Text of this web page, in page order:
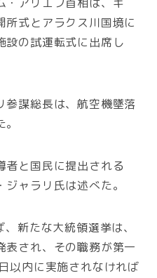
所式とアラクス川国境に
設の試運転式に出席し
参謀総長は、航空機墜落
者と国民に提出される
ャラリ氏は述べた。
新たな大統領選挙は、
表され、その職務が第一
以内に実施されなければ